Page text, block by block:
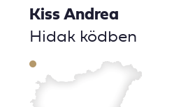
Kiss Andrea
Hidak ködben